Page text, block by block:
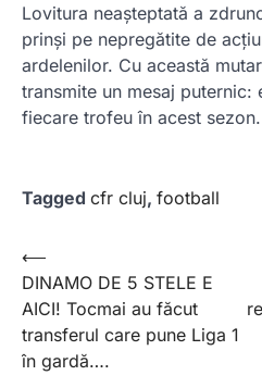
Lovitura neașteptată a
prinși pe nepregătite de
ardelenilor. Cu această
transmite un mesaj puternic:
fiecare trofeu în acest sezon.
Tagged cfr cluj, football
Post
navigation
⟵
DINAMO DE 5 STELE E
AICI! Tocmai au făcut
transferul care pune Liga 1
în gardă….